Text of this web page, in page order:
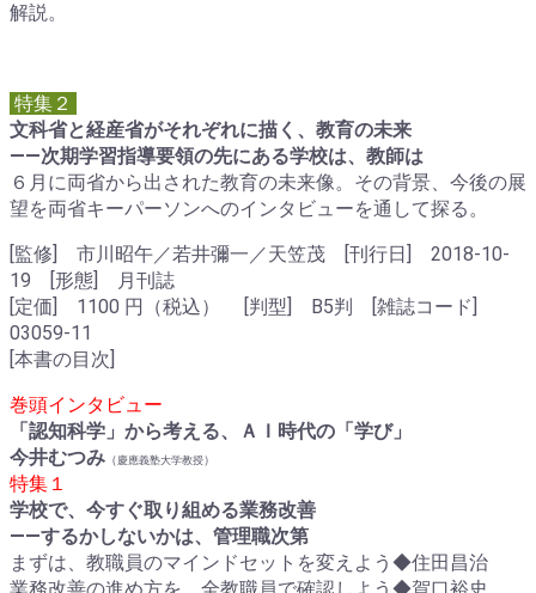
解説。
特集２
文科省と経産省がそれぞれに描く、教育の未来
――次期学習指導要領の先にある学校は、教師は
６月に両省から出された教育の未来像。その背景、今後の展
望を両省キーパーソンへのインタビューを通して探る。
[監修] 市川昭午／若井彌一／天笠茂 [刊行日] 2018-10-
19 [形態] 月刊誌
[定価] 1100 円（税込） [判型] B5判 [雑誌コード]
03059-11
[本書の目次]
巻頭インタビュー
「認知科学」から考える、ＡＩ時代の「学び」
今井むつみ （ 慶應義塾大学教授）
特集１
学校で、今すぐ取り組める業務改善
――するかしないかは、管理職次第
まずは、教職員のマインドセットを変えよう◆住田昌治